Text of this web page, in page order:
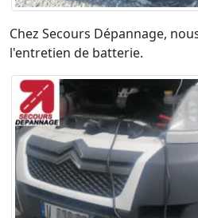
Chez Secours Dépannage,
l'entretien de batterie.